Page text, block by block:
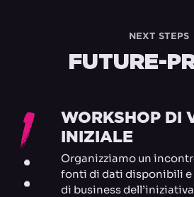
NEXT STEPS
FUTURE-
1
WORKSHOP DI
INIZIALE
Organizziamo un
fonti di dati disponibili
di business